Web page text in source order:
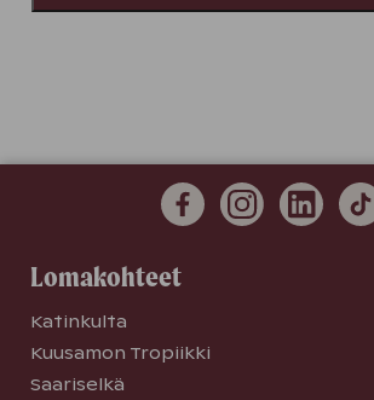
Lomakohteet
Katinkulta
Kuusamon Tropiikki
Saariselkä